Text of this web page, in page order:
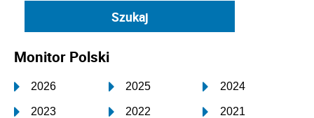
Monitor Polski
2026 2025 2024
2023 2022 2021